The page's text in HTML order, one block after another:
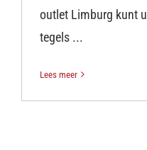
outlet Limburg kunt
tegels ...
Lees meer